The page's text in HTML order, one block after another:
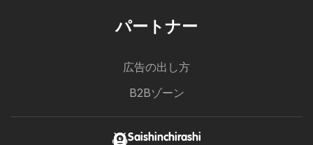
パートナー
広告の出し方
B2Bゾーン
Saishinchirashi